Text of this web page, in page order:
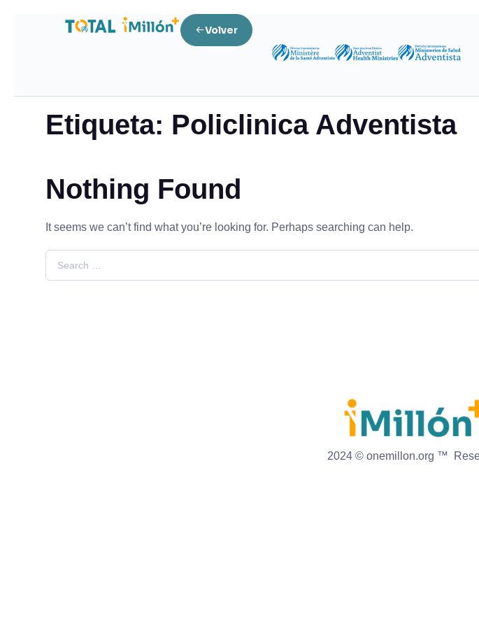
Volver
Etiqueta: Policlinica Adventista
Nothing Found
It seems we can’t find what you’re looking for. Perhaps searching can help.
2024 © onemillon.org ™